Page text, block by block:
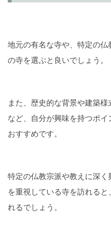
地元の有名な寺や、特定の
の寺を選ぶと良いでしょう。
また、歴史的な背景や建築
など、自分が興味を持つポ
おすすめです。
特定の仏教宗派や教えに深く
を重視している寺を訪れる
れるでしょう。